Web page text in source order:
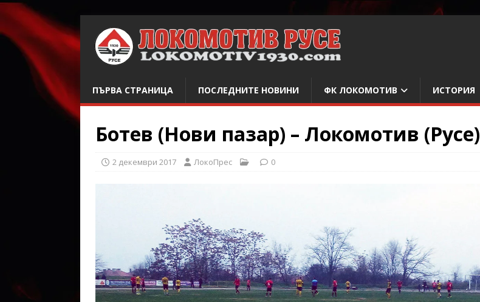
ПЪРВА СТРАНИЦА ПОСЛЕДНИТЕ НОВИНИ ФК ЛОКОМОТИВ ИСТОРИЯ
Ботев (Нови пазар) – Локомотив (Русе)
2 декември 2017 ЛокоПрес 0